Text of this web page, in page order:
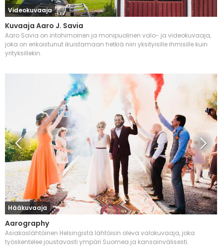
Videokuvaaja
Kuvaaja Aaro J. Savia
Aaro Savia on intohimoinen ja monipuolinen valo- ja videokuvaaja,
joka on erikoistunut ikuistamaan hetkiä niin yksityisille ihmisille kuin
yrityksillekin.
Hääkuvaaja
Aarography
Asiakaslähtöinen Helsingistä lähtöisin oleva valokuvaaja, joka
työskentelee joustavasti ympäri Suomea ja kansainvälisesti.